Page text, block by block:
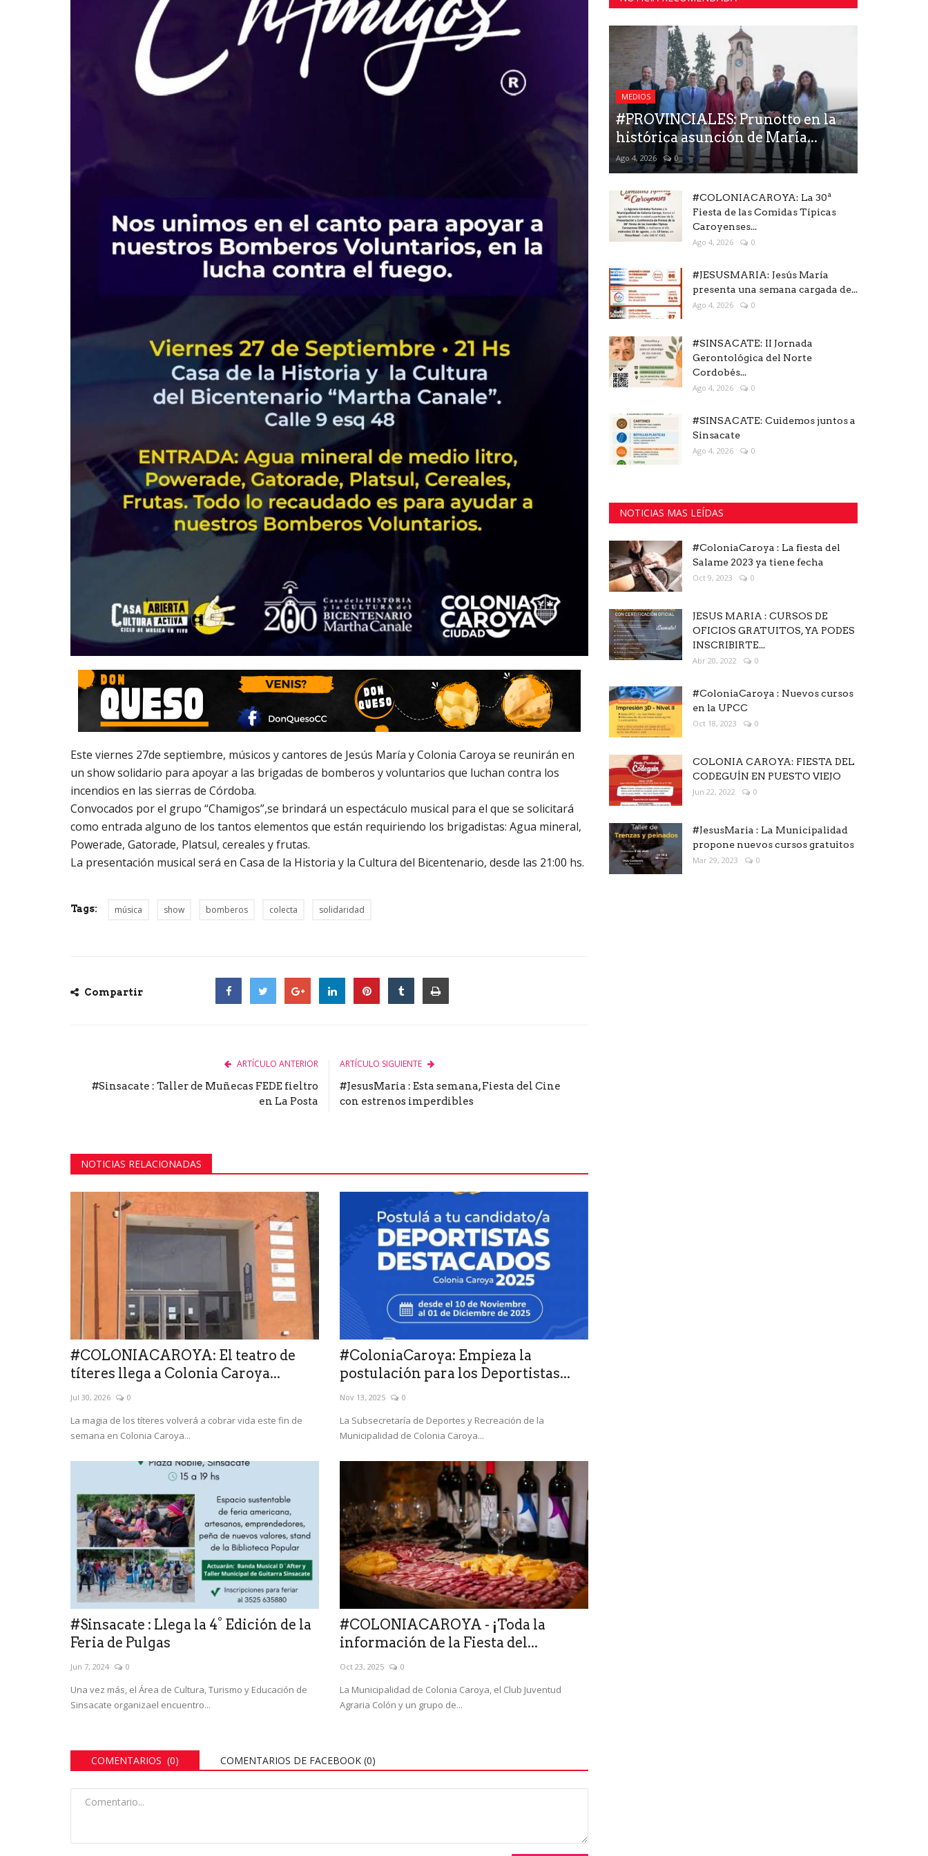
Este viernes 27de septiembre, músicos y cantores de Jesús María y Colonia Caroya se reunirán en
un show solidario para apoyar a las brigadas de bomberos y voluntarios que luchan contra los
incendios en las sierras de Córdoba.
Convocados por el grupo “Chamigos”,se brindará un espectáculo musical para el que se solicitará
como entrada alguno de los tantos elementos que están requiriendo los brigadistas: Agua mineral,
Powerade, Gatorade, Platsul, cereales y frutas.
La presentación musical será en Casa de la Historia y la Cultura del Bicentenario, desde las 21:00 hs.
Tags: música show bomberos colecta solidaridad
Compartir
ARTÍCULO ANTERIOR
#Sinsacate : Taller de Muñecas FEDE fieltro
en La Posta
ARTÍCULO SIGUIENTE
#JesusMaria : Esta semana, Fiesta del Cine
con estrenos imperdibles
NOTICIAS RELACIONADAS
#COLONIACAROYA: El teatro de
títeres llega a Colonia Caroya...
Jul 30, 2026 0
La magia de los títeres volverá a cobrar vida este fin de
semana en Colonia Caroya...
#ColoniaCaroya: Empieza la
postulación para los Deportistas...
Nov 13, 2025 0
La Subsecretaría de Deportes y Recreación de la
Municipalidad de Colonia Caroya...
#Sinsacate : Llega la 4° Edición de la
Feria de Pulgas
Jun 7, 2024 0
Una vez más, el Área de Cultura, Turismo y Educación de
Sinsacate organizael encuentro...
#COLONIACAROYA - ¡Toda la
información de la Fiesta del...
Oct 23, 2025 0
La Municipalidad de Colonia Caroya, el Club Juventud
Agraria Colón y un grupo de...
COMENTARIOS (0) COMENTARIOS DE FACEBOOK (0)
MEDIOS
#PROVINCIALES: Prunotto en la
histórica asunción de María...
Ago 4, 2026 0
#COLONIACAROYA: La 30ª
Fiesta de las Comidas Típicas
Caroyenses...
Ago 4, 2026 0
#JESUSMARIA: Jesús María
presenta una semana cargada de...
Ago 4, 2026 0
#SINSACATE: II Jornada
Gerontológica del Norte
Cordobés...
Ago 4, 2026 0
#SINSACATE: Cuidemos juntos a
Sinsacate
Ago 4, 2026 0
NOTICIAS MAS LEÍDAS
#ColoniaCaroya : La fiesta del
Salame 2023 ya tiene fecha
Oct 9, 2023 0
JESUS MARIA : CURSOS DE
OFICIOS GRATUITOS, YA PODES
INSCRIBIRTE...
Abr 20, 2022 0
#ColoniaCaroya : Nuevos cursos
en la UPCC
Oct 18, 2023 0
COLONIA CAROYA: FIESTA DEL
CODEGUÍN EN PUESTO VIEJO
Jun 22, 2022 0
#JesusMaria : La Municipalidad
propone nuevos cursos gratuitos
Mar 29, 2023 0